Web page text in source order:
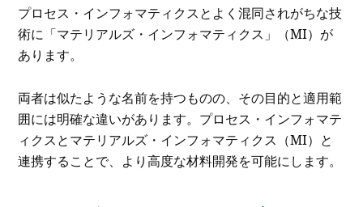
プロセス・インフォマティクスとよく混同されがちな技
術に「マテリアルズ・インフォマティクス」（MI）が
あります。
両者は似たような名前を持つものの、その目的と適用範
囲には明確な違いがあります。プロセス・インフォマテ
ィクスとマテリアルズ・インフォマティクス（MI）と
連携することで、より高度な材料開発を可能にします。